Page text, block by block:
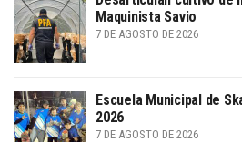
Maquinista Savio
7 DE AGOSTO DE 2026
Escuela Municipal de
2026
7 DE AGOSTO DE 2026